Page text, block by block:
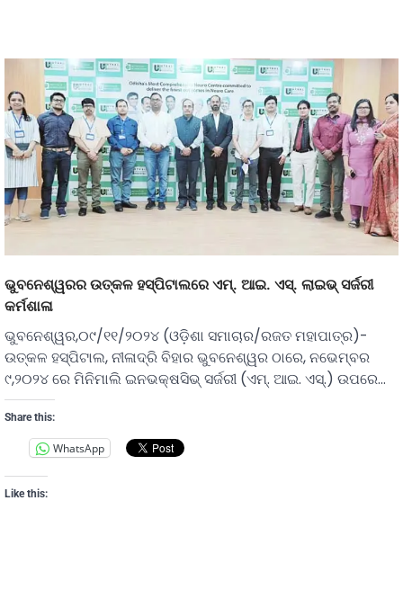
ଭୁବନେଶ୍ୱରର ଉତ୍କଳ ହସ୍ପିଟାଲରେ ଏମ୍. ଆଇ. ଏସ୍. ଲାଇଭ୍ ସର୍ଜରୀ
କର୍ମଶାଳା
ଭୁବନେଶ୍ୱର,୦୯/୧୧/୨୦୨୪ (ଓଡ଼ିଶା ସମାଚାର/ରଜତ ମହାପାତ୍ର)-
ଉତ୍କଳ ହସ୍ପିଟାଲ, ନୀଳାଦ୍ରି ବିହାର ଭୁବନେଶ୍ୱର ଠାରେ, ନଭେମ୍ବର
୯,୨୦୨୪ ରେ ମିନିମାଲି ଇନଭକ୍ଷସିଭ୍ ସର୍ଜରୀ (ଏମ୍. ଆଇ. ଏସ୍.) ଉପରେ…
Share this:
WhatsApp
Like this: